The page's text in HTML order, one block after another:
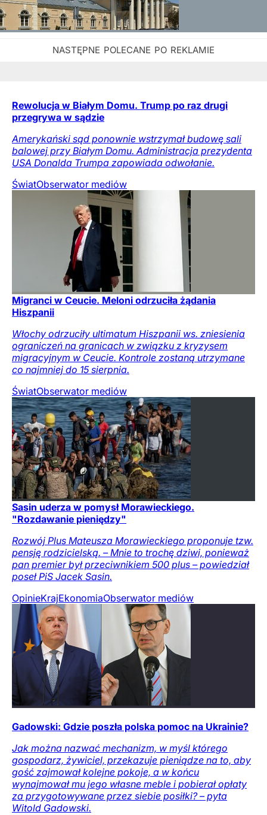
Rewolucja w Białym Domu. Trump po raz drugi
przegrywa w sądzie
Amerykański sąd ponownie wstrzymał budowę sali
balowej przy Białym Domu. Administracja prezydenta
USA Donalda Trumpa zapowiada odwołanie.
ŚwiatObserwator mediów
Migranci w Ceucie. Meloni odrzuciła żądania
Hiszpanii
Włochy odrzuciły ultimatum Hiszpanii ws. zniesienia
ograniczeń na granicach w związku z kryzysem
migracyjnym w Ceucie. Kontrole zostaną utrzymane
co najmniej do 15 sierpnia.
ŚwiatObserwator mediów
Sasin uderza w pomysł Morawieckiego.
"Rozdawanie pieniędzy"
Rozwój Plus Mateusza Morawieckiego proponuje tzw.
pensję rodzicielską. – Mnie to trochę dziwi, ponieważ
pan premier był przeciwnikiem 500 plus – powiedział
poseł PiS Jacek Sasin.
OpinieKrajEkonomiaObserwator mediów
Gadowski: Gdzie poszła polska pomoc na Ukrainie?
Jak można nazwać mechanizm, w myśl którego
gospodarz, żywiciel, przekazuje pieniądze na to, aby
gość zajmował kolejne pokoje, a w końcu
wynajmował mu jego własne meble i pobierał opłaty
za przygotowywane przez siebie posiłki? – pyta
Witold Gadowski.